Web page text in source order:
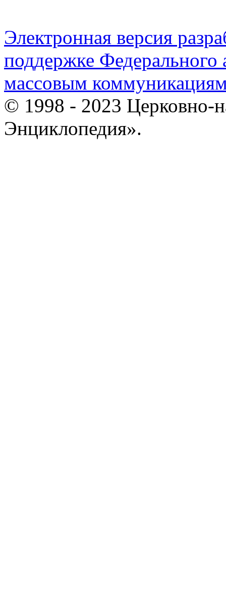
Электронная версия
поддержке Федерального
массовым
© 1998 - 2023 Церковно-
Энциклопедия».